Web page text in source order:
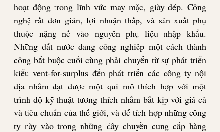
hoạt động trong lĩnh vức may mặc, giày dép. Công
nghệ rất đơn giản, lợi nhuận thấp, và sản xuất phụ
thuộc nặng nề vào nguyên phụ liệu nhập khẩu.
Những đất nước đang công nghiệp một cách thành
công bắt buộc cuối cùng phải chuyển từ sự phát triển
kiểu vent-for-surplus đến phát triển các công ty nội
địa nhằm đạt được một qui mô thích hợp với một
trình độ kỹ thuật tương thích nhằm bắt kịp với giá cả
và tiêu chuẩn của thế giới, và để tích hợp những công
ty này vào trong những dây chuyền cung cấp hàng